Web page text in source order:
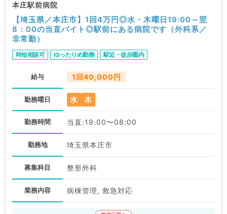
本庄駅前病院
【埼玉県／本庄市】1回4万円◎水・木曜日19:00～翌
8：00の当直バイト◎駅前にある病院です（外科系／
非常勤）
時短相談可 ゆったりめ勤務 駅近・徒歩圏内
給与 1回40,000円
勤務曜日 水 木
勤務時間 当直:19:00〜08:00
勤務地 埼玉県本庄市
募集科目 整形外科
業務内容 病棟管理, 救急対応